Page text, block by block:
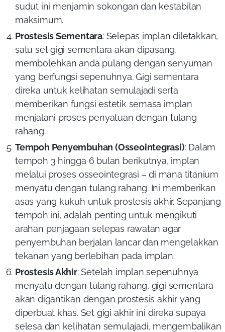
sudut ini menjamin sokongan dan kestabilan
maksimum.
Prostesis Sementara: Selepas implan diletakkan,
satu set gigi sementara akan dipasang,
membolehkan anda pulang dengan senyuman
yang berfungsi sepenuhnya. Gigi sementara
direka untuk kelihatan semulajadi serta
memberikan fungsi estetik semasa implan
menjalani proses penyatuan dengan tulang
rahang.
Tempoh Penyembuhan (Osseointegrasi): Dalam
tempoh 3 hingga 6 bulan berikutnya, implan
melalui proses osseointegrasi – di mana titanium
menyatu dengan tulang rahang. Ini memberikan
asas yang kukuh untuk prostesis akhir. Sepanjang
tempoh ini, adalah penting untuk mengikuti
arahan penjagaan selepas rawatan agar
penyembuhan berjalan lancar dan mengelakkan
tekanan yang berlebihan pada implan.
Prostesis Akhir: Setelah implan sepenuhnya
menyatu dengan tulang rahang, gigi sementara
akan digantikan dengan prostesis akhir yang
diperbuat khas. Set gigi akhir ini direka supaya
selesa dan kelihatan semulajadi, mengembalikan